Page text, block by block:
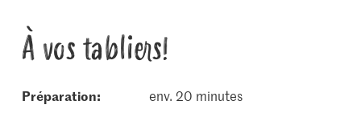
À vos tabliers!
Préparation: env. 20 minutes